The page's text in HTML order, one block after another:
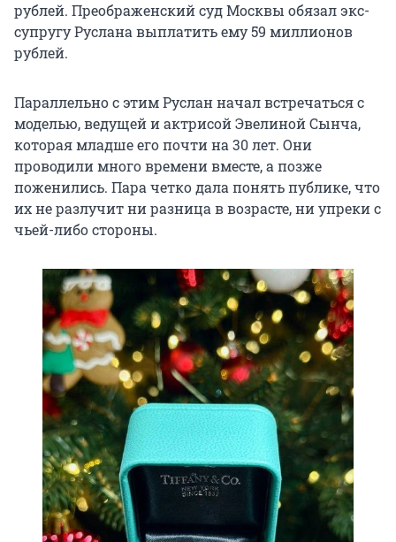
рублей. Преображенский суд Москвы обязал экс-
супругу Руслана выплатить ему 59 миллионов
рублей.
Параллельно с этим Руслан начал встречаться с
моделью, ведущей и актрисой Эвелиной Сынча,
которая младше его почти на 30 лет. Они
проводили много времени вместе, а позже
поженились. Пара четко дала понять публике, что
их не разлучит ни разница в возрасте, ни упреки с
чьей-либо стороны.